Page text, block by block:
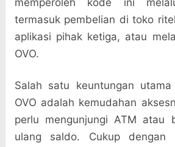
memperoleh kode ini
termasuk pembelian di toko
aplikasi pihak ketiga, atau
OVO.
Salah satu keuntungan
OVO adalah kemudahan
perlu mengunjungi ATM atau
ulang saldo. Cukup dengan